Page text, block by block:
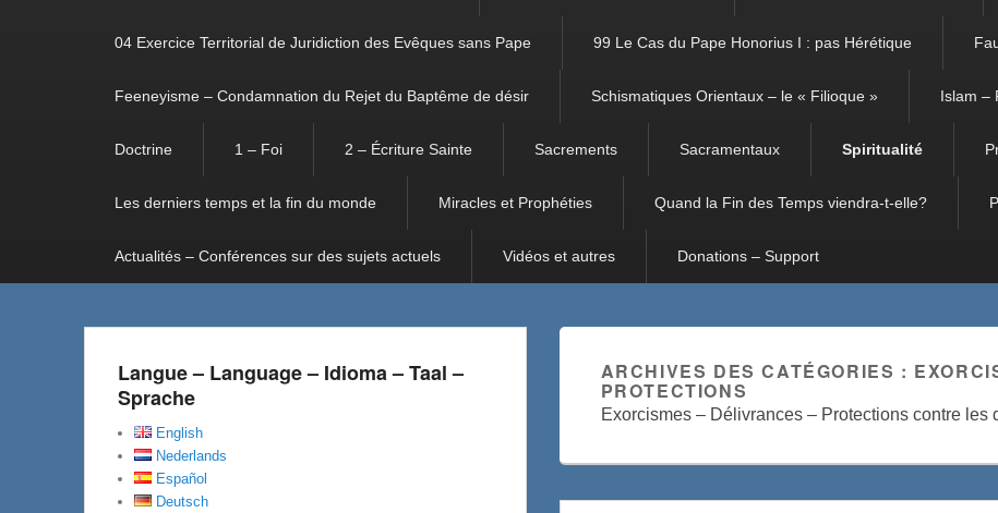
04 Exercice Territorial de Juridiction des Evêques sans Pape 99 Le Cas du Pape Honorius I : pas Hérétique
Feeneyisme – Condamnation du Rejet du Baptême de désir Schismatiques Orientaux – le « Filioque » Islam –
Doctrine 1 – Foi 2 – Écriture Sainte Sacrements Sacramentaux Spiritualité
Les derniers temps et la fin du monde Miracles et Prophéties Quand la Fin des Temps viendra-t-elle?
Actualités – Conférences sur des sujets actuels Vidéos et autres Donations – Support
ARCHIVES DES CATÉGORIES :
PROTECTIONS
Exorcismes – Délivrances – Protections contre les
Langue – Language – Idioma – Taal –
Sprache
English
Nederlands
Español
Deutsch